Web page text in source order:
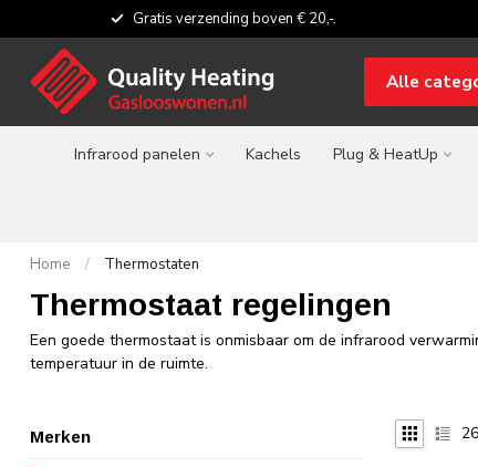
Gratis verzending boven € 20,-.
Alle
Infrarood panelen Kachels Plug & HeatUp
Home / Thermostaten
Thermostaat regelingen
Een goede thermostaat is onmisbaar om de infrarood
temperatuur in de ruimte.
Merken 26